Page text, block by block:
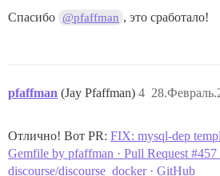
Спасибо @pfaffman , это сработало!
pfaffman (Jay Pfaffman) 4
Отлично! Вот PR: FIX: mysql-dep
Gemfile by pfaffman · Pull Request #457
discourse/discourse_docker · GitHub